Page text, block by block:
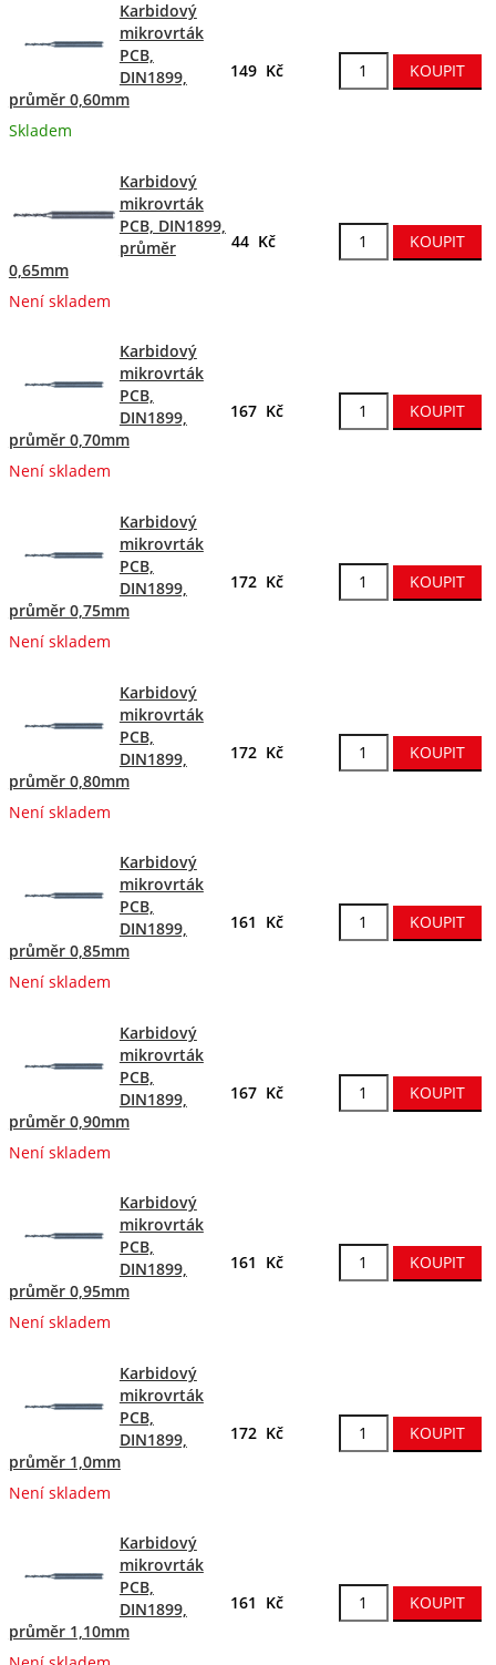
Karbidový
mikrovrták
PCB,
DIN1899,
průměr 0,60mm
Skladem
149 Kč
Karbidový
mikrovrták
PCB, DIN1899,
průměr
0,65mm
Není skladem
44 Kč
Karbidový
mikrovrták
PCB,
DIN1899,
průměr 0,70mm
Není skladem
167 Kč
Karbidový
mikrovrták
PCB,
DIN1899,
průměr 0,75mm
Není skladem
172 Kč
Karbidový
mikrovrták
PCB,
DIN1899,
průměr 0,80mm
Není skladem
172 Kč
Karbidový
mikrovrták
PCB,
DIN1899,
průměr 0,85mm
Není skladem
161 Kč
Karbidový
mikrovrták
PCB,
DIN1899,
průměr 0,90mm
Není skladem
167 Kč
Karbidový
mikrovrták
PCB,
DIN1899,
průměr 0,95mm
Není skladem
161 Kč
Karbidový
mikrovrták
PCB,
DIN1899,
průměr 1,0mm
Není skladem
172 Kč
Karbidový
mikrovrták
PCB,
DIN1899,
průměr 1,10mm
161 Kč